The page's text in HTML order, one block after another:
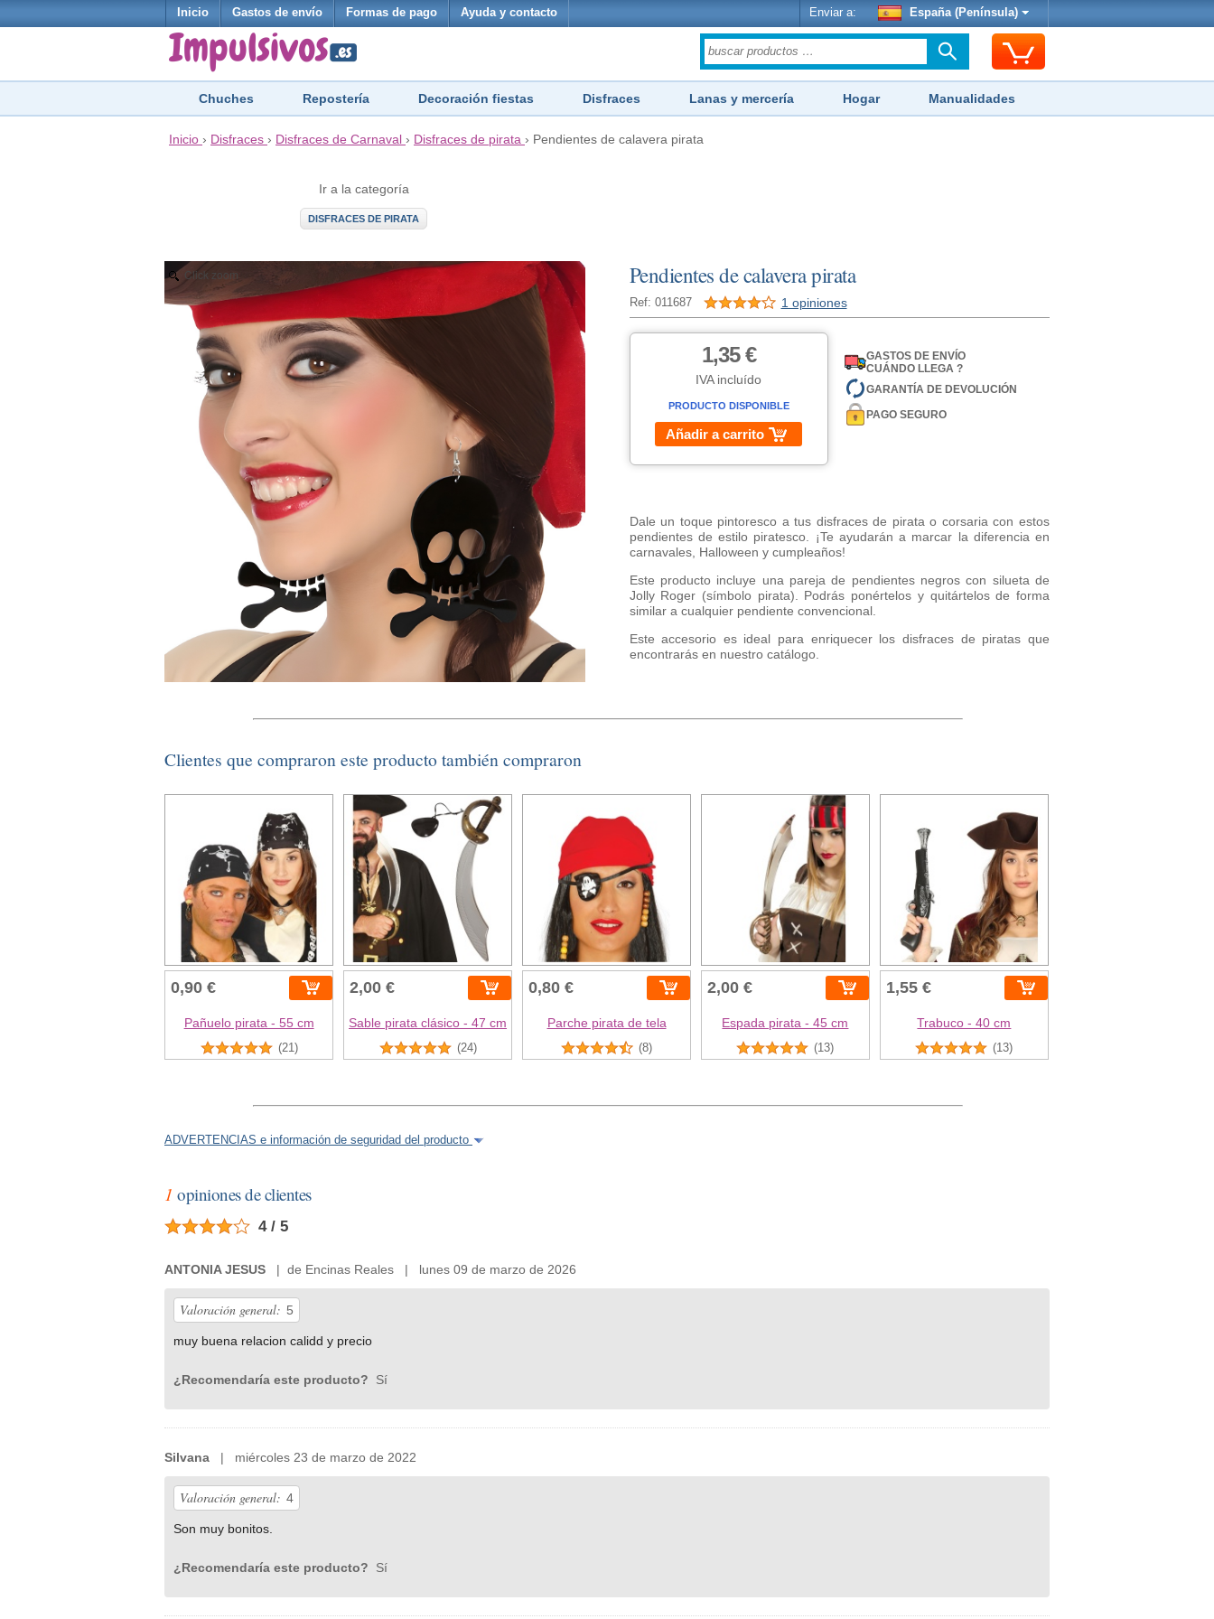
Inicio Gastos de envío Formas de pago Ayuda y contacto Enviar a: España (Península)
Chuches Repostería Decoración fiestas Disfraces Lanas y mercería Hogar Manualidades
Inicio › Disfraces › Disfraces de Carnaval › Disfraces de pirata › Pendientes de calavera pirata
Ir a la categoría
DISFRACES DE PIRATA
Pendientes de calavera pirata
Ref: 011687 1 opiniones
Click zoom
1,35 €
IVA incluído
PRODUCTO DISPONIBLE
Añadir a carrito
GASTOS DE ENVÍO
CUÁNDO LLEGA ?
GARANTÍA DE DEVOLUCIÓN
PAGO SEGURO
Dale un toque pintoresco a tus disfraces de pirata o corsaria con estos
pendientes de estilo piratesco. ¡Te ayudarán a marcar la diferencia en
carnavales, Halloween y cumpleaños!
Este producto incluye una pareja de pendientes negros con silueta de
Jolly Roger (símbolo pirata). Podrás ponértelos y quitártelos de forma
similar a cualquier pendiente convencional.
Este accesorio es ideal para enriquecer los disfraces de piratas que
encontrarás en nuestro catálogo.
Clientes que compraron este producto también compraron
0,90 €
Pañuelo pirata - 55 cm
(21)
2,00 €
Sable pirata clásico - 47 cm
(24)
0,80 €
Parche pirata de tela
(8)
2,00 €
Espada pirata - 45 cm
(13)
1,55 €
Trabuco - 40 cm
(13)
ADVERTENCIAS e información de seguridad del producto
1 opiniones de clientes
4 / 5
ANTONIA JESUS | de Encinas Reales | lunes 09 de marzo de 2026
Valoración general: 5
muy buena relacion calidd y precio
¿Recomendaría este producto? Sí
Silvana | miércoles 23 de marzo de 2022
Valoración general: 4
Son muy bonitos.
¿Recomendaría este producto? Sí